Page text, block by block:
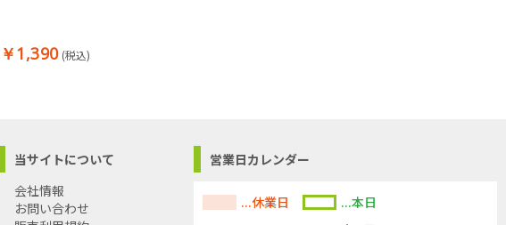
￥1,390 (税込)
当サイトについて
会社情報
お問い合わせ
営業日カレンダー
...休業日
...本日